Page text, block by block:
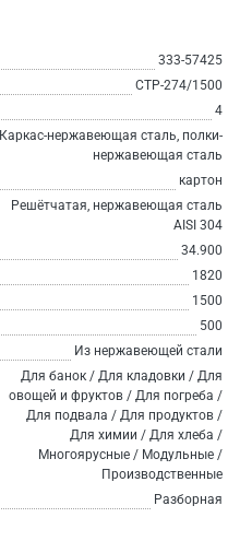
333-57425
СТР-274/1500
4
Каркас-нержавеющая сталь, полки-
нержавеющая сталь
картон
Решётчатая, нержавеющая сталь
AISI 304
34.900
1820
1500
500
Из нержавеющей стали
Для банок / Для кладовки / Для
овощей и фруктов / Для погреба /
Для подвала / Для продуктов /
Для химии / Для хлеба /
Многоярусные / Модульные /
Производственные
Разборная